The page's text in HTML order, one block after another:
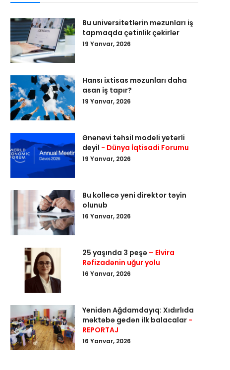
Bu universitetlərin məzunları iş
tapmaqda çətinlik çəkirlər
19 Yanvar, 2026
Hansı ixtisas məzunları daha
asan iş tapır?
19 Yanvar, 2026
Ənənəvi təhsil modeli yetərli
deyil - Dünya İqtisadi Forumu
19 Yanvar, 2026
Bu kollecə yeni direktor təyin
olunub
16 Yanvar, 2026
25 yaşında 3 peşə – Elvira
Rəfizadənin uğur yolu
16 Yanvar, 2026
Yenidən Ağdamdayıq: Xıdırlıda
məktəbə gedən ilk balacalar -
REPORTAJ
16 Yanvar, 2026